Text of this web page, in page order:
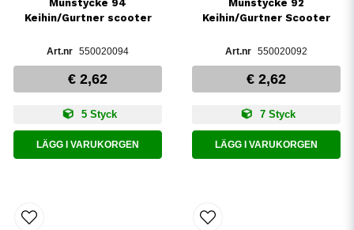
Munstycke 94
Keihin/Gurtner scooter
550020094
€ 2,62
5 Styck
LÄGG I VARUKORGEN
Munstycke 92
Keihin/Gurtner Scooter
550020092
€ 2,62
7 Styck
LÄGG I VARUKORGEN